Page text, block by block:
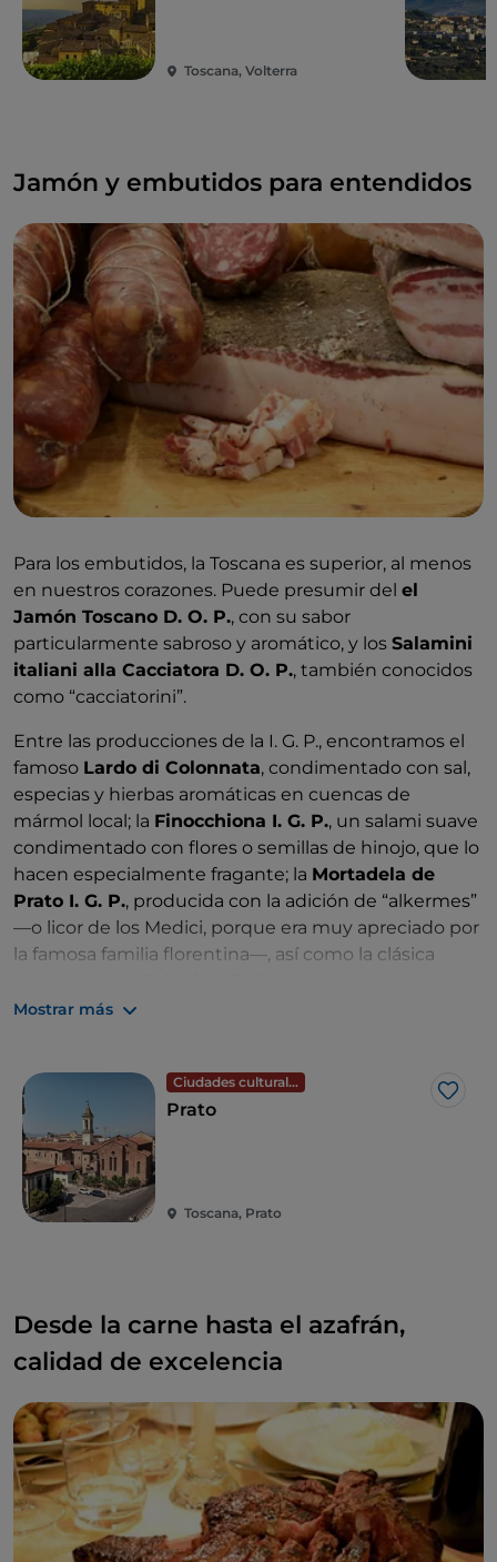
Toscana, Volterra
Jamón y embutidos para entendidos
Para los embutidos, la Toscana es superior, al menos
en nuestros corazones. Puede presumir del el
Jamón Toscano D. O. P., con su sabor
particularmente sabroso y aromático, y los Salamini
italiani alla Cacciatora D. O. P., también conocidos
como “cacciatorini”.
Entre las producciones de la I. G. P., encontramos el
famoso Lardo di Colonnata, condimentado con sal,
especias y hierbas aromáticas en cuencas de
mármol local; la Finocchiona I. G. P., un salami suave
condimentado con flores o semillas de hinojo, que lo
hacen especialmente fragante; la Mortadela de
Prato I. G. P., producida con la adición de “alkermes”
—o licor de los Medici, porque era muy apreciado por
la famosa familia florentina—, así como la clásica
Mostrar más
Ciudades culturales
Me
Prato
Toscana, Prato
Desde la carne hasta el azafrán,
calidad de excelencia